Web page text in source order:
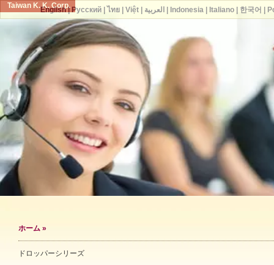
Taiwan K. K. Corp.
ホーム »
ドロッパーシリーズ
English| Русский| ไทย| Việt| العربية Indonesia| Italiano| 한국어